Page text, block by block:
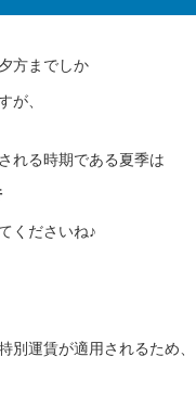
方までしか
が、
れる時期である夏季は
くださいね♪
別運賃が適用されるため、